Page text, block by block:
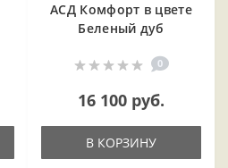
АСД Комфорт в цвете
Беленый дуб
0
16 100 руб.
В КОРЗИНУ